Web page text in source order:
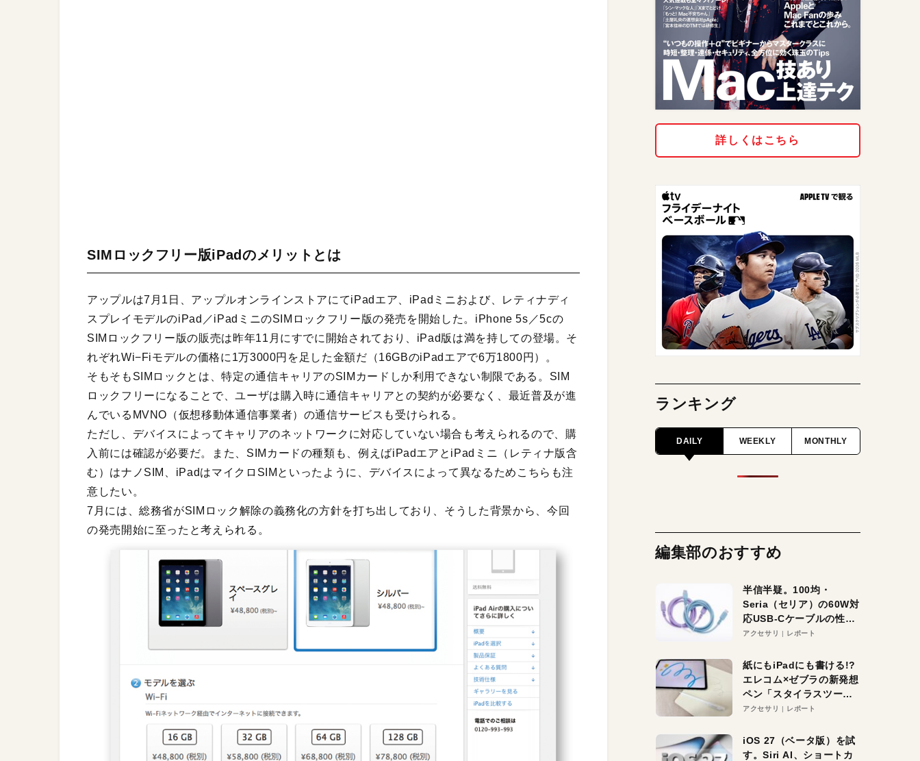
SIMロックフリー版iPadのメリットとは
アップルは7月1日、アップルオンラインストアにてiPadエア、iPadミニおよび、レティナディ
スプレイモデルのiPad／iPadミニのSIMロックフリー版の発売を開始した。iPhone 5s／5cの
SIMロックフリー版の販売は昨年11月にすでに開始されており、iPad版は満を持しての登場。そ
れぞれWi−Fiモデルの価格に1万3000円を足した金額だ（16GBのiPadエアで6万1800円）。
そもそもSIMロックとは、特定の通信キャリアのSIMカードしか利用できない制限である。SIM
ロックフリーになることで、ユーザは購入時に通信キャリアとの契約が必要なく、最近普及が進
んでいるMVNO（仮想移動体通信事業者）の通信サービスも受けられる。
ただし、デバイスによってキャリアのネットワークに対応していない場合も考えられるので、購
入前には確認が必要だ。また、SIMカードの種類も、例えばiPadエアとiPadミニ（レティナ版含
む）はナノSIM、iPadはマイクロSIMといったように、デバイスによって異なるためこちらも注
意したい。
7月には、総務省がSIMロック解除の義務化の方針を打ち出しており、そうした背景から、今回
の発売開始に至ったと考えられる。
詳しくはこちら
ランキング
DAILY WEEKLY MONTHLY
編集部のおすすめ
半信半疑。100均・
Seria（セリア）の60W対
応USB-Cケーブルの性能
を検証。超コスパの1本を
アクセサリ レポート
紙にもiPadにも書ける!?
エレコム×ゼブラの新発想
ペン「スタイラスツーウ
ェイ」レビュー。持ち替
アクセサリ レポート
iOS 27（ベータ版）を試
す。Siri AI、ショートカ